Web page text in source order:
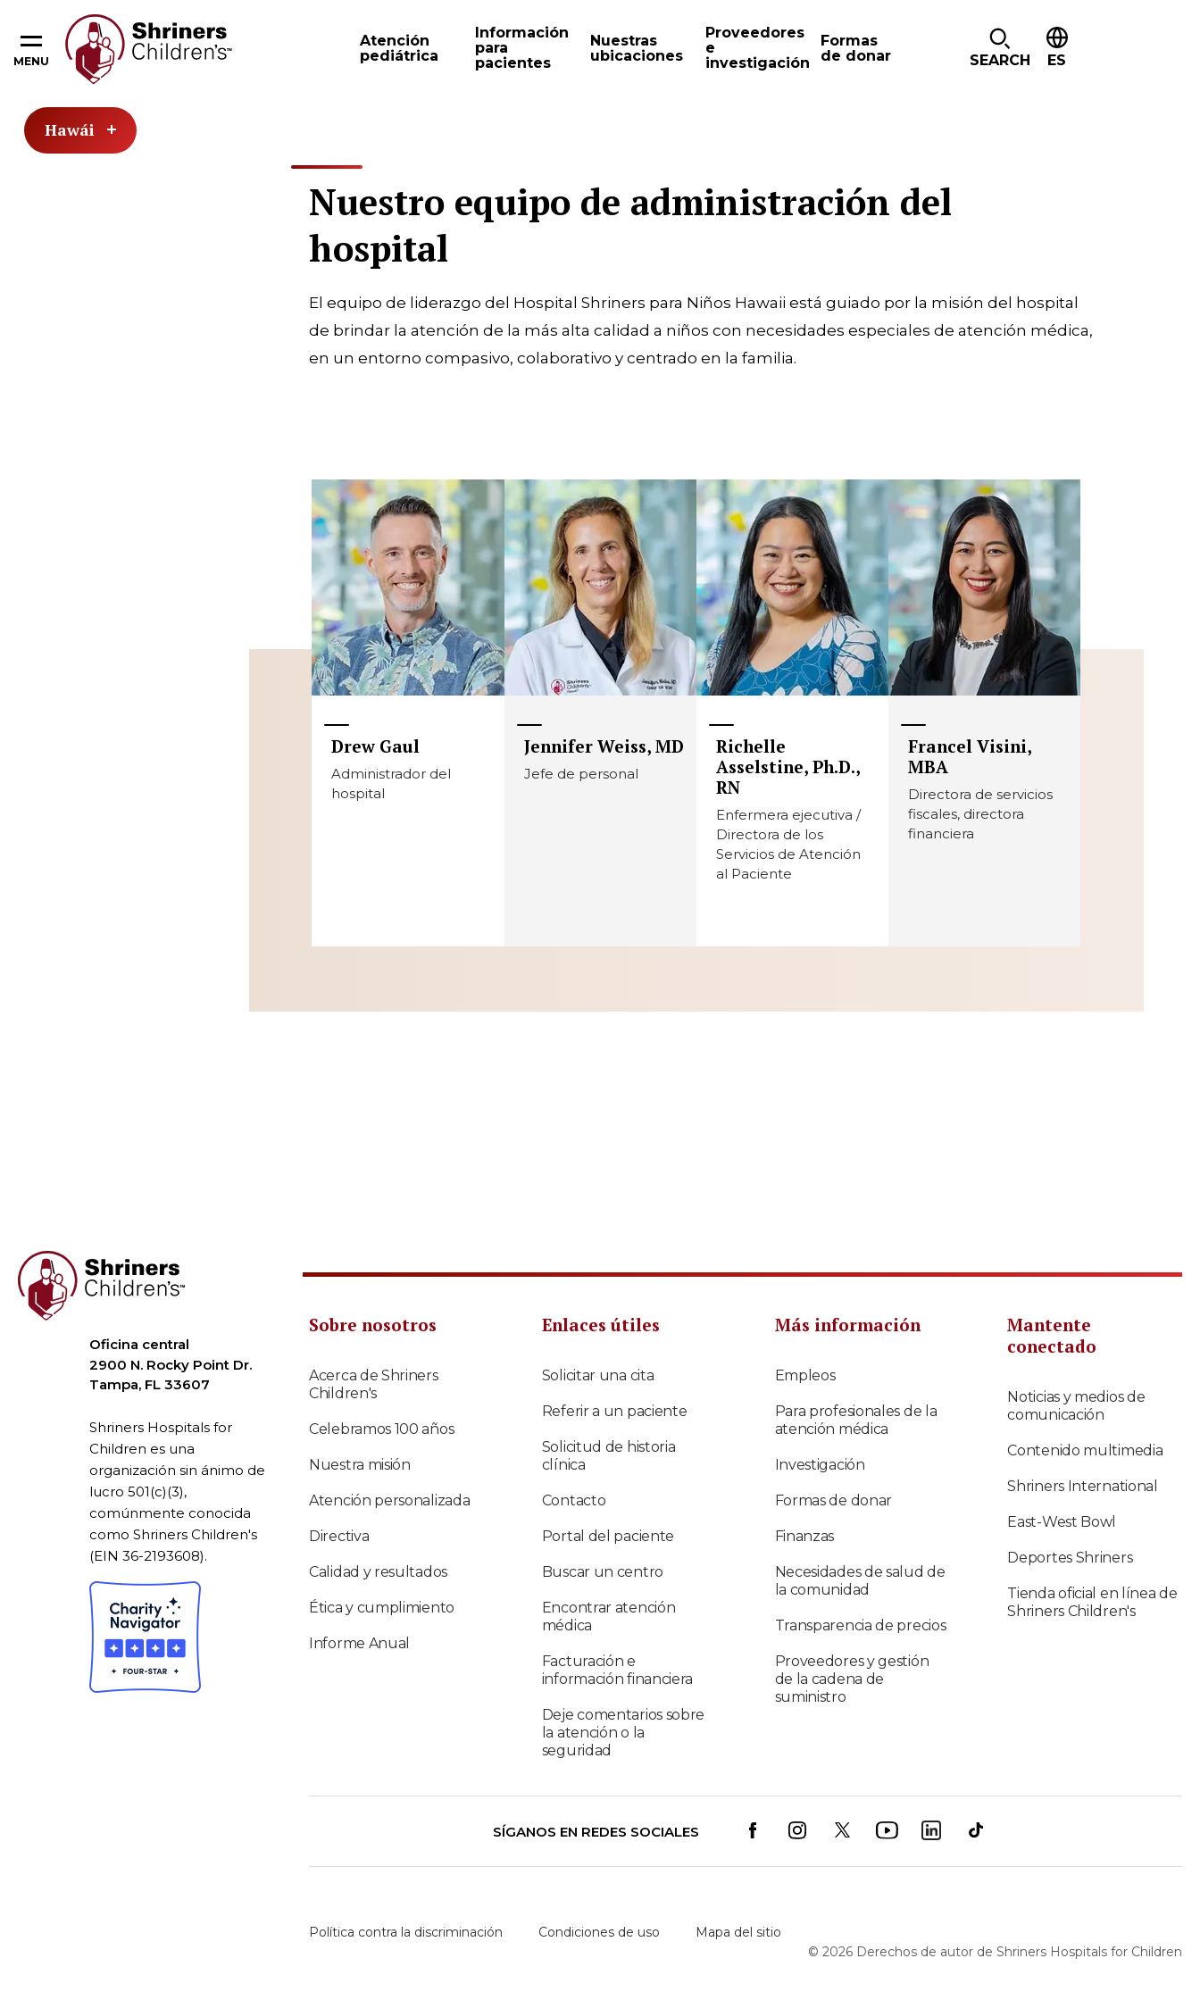
MENU
Atención
pediátrica
Información
para
pacientes
Nuestras
ubicaciones
Proveedores
e
investigación
Formas
de donar
SEARCH ES
Hawái
Nuestro equipo de administración del
hospital
El equipo de liderazgo del Hospital Shriners para Niños Hawaii está guiado por la misión del hospital
de brindar la atención de la más alta calidad a niños con necesidades especiales de atención médica,
en un entorno compasivo, colaborativo y centrado en la familia.
Drew Gaul
Administrador del
hospital
Jennifer Weiss, MD
Jefe de personal
Richelle
Asselstine, Ph.D.,
RN
Enfermera ejecutiva /
Directora de los
Servicios de Atención
al Paciente
Francel Visini,
MBA
Directora de servicios
fiscales, directora
financiera
Oficina central
2900 N. Rocky Point Dr.
Tampa, FL 33607
Shriners Hospitals for
Children es una
organización sin ánimo de
lucro 501(c)(3),
comúnmente conocida
como Shriners Children's
(EIN 36-2193608).
Sobre nosotros
Acerca de Shriners
Children's
Celebramos 100 años
Nuestra misión
Atención personalizada
Directiva
Calidad y resultados
Ética y cumplimiento
Informe Anual
Enlaces útiles
Solicitar una cita
Referir a un paciente
Solicitud de historia
clínica
Contacto
Portal del paciente
Buscar un centro
Encontrar atención
médica
Facturación e
información financiera
Deje comentarios sobre
la atención o la
seguridad
Más información
Empleos
Para profesionales de la
atención médica
Investigación
Formas de donar
Finanzas
Necesidades de salud de
la comunidad
Transparencia de precios
Proveedores y gestión
de la cadena de
suministro
Mantente
conectado
Noticias y medios de
comunicación
Contenido multimedia
Shriners International
East-West Bowl
Deportes Shriners
Tienda oficial en línea de
Shriners Children's
SÍGANOS EN REDES SOCIALES
Política contra la discriminación Condiciones de uso
Mapa del sitio
© 2026 Derechos de autor de Shriners Hospitals for Children